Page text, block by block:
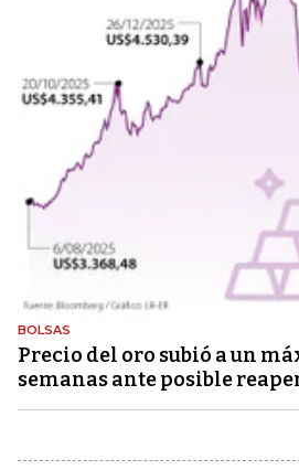
BOLSAS
Precio del oro subió a un
semanas ante posible